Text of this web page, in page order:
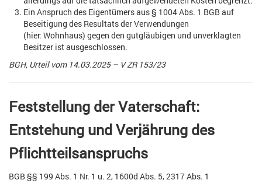
Ein Anspruch des Eigentümers aus § 1004 Abs. 1 BGB auf
Beseitigung des Resultats der Verwendungen
(hier: Wohnhaus) gegen den gutgläubigen und unverklagten
Besitzer ist ausgeschlossen.
BGH, Urteil vom 14.03.2025 – V ZR 153/23
Feststellung der Vaterschaft:
Entstehung und Verjährung des
Pflichtteilsanspruchs
BGB §§ 199 Abs. 1 Nr. 1 u. 2, 1600d Abs. 5, 2317 Abs. 1